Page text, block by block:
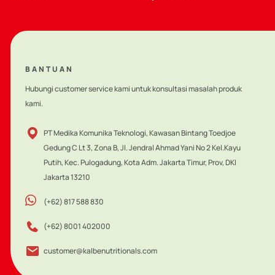
BANTUAN
Hubungi customer service kami untuk konsultasi masalah produk
kami.
PT Medika Komunika Teknologi, Kawasan Bintang Toedjoe
Gedung C Lt 3, Zona B, Jl. Jendral Ahmad Yani No 2 Kel.Kayu
Putih, Kec. Pulogadung, Kota Adm. Jakarta Timur, Prov, DKI
Jakarta 13210
(+62) 817 588 830
(+62) 8001 402000
customer@kalbenutritionals.com